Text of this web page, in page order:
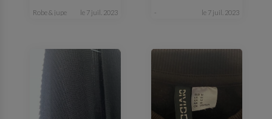
robe & jupe le 7 juil. 2023 - le 7 juil. 2023